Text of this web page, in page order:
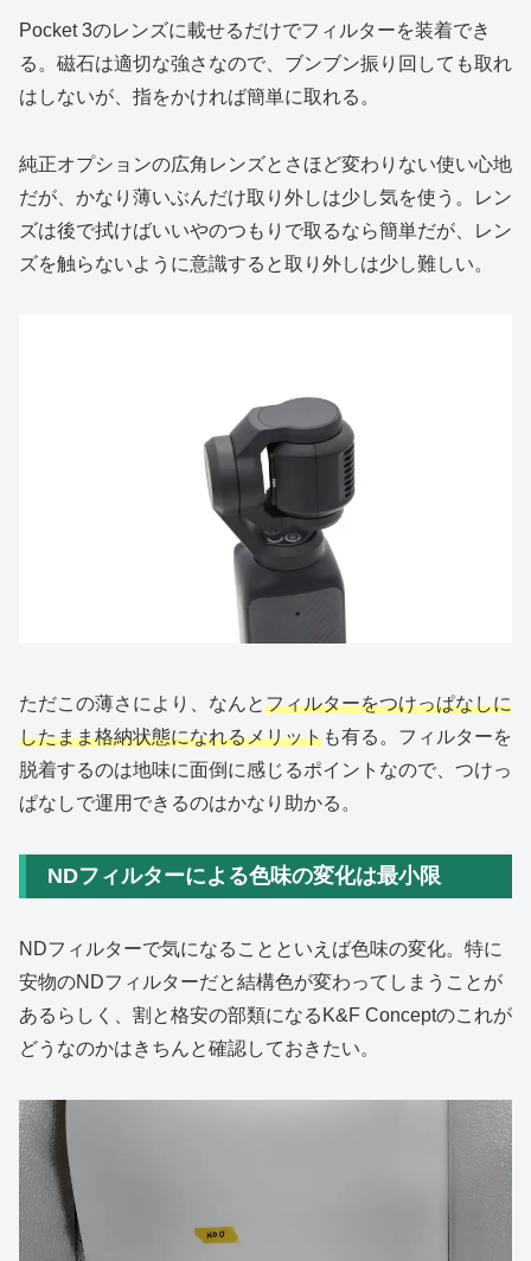
Pocket 3のレンズに載せるだけでフィルターを装着でき
る。磁石は適切な強さなので、ブンブン振り回しても取れ
はしないが、指をかければ簡単に取れる。
純正オプションの広角レンズとさほど変わりない使い心地
だが、かなり薄いぶんだけ取り外しは少し気を使う。レン
ズは後で拭けばいいやのつもりで取るなら簡単だが、レン
ズを触らないように意識すると取り外しは少し難しい。
ただこの薄さにより、なんとフィルターをつけっぱなしに
したまま格納状態になれるメリットも有る。フィルターを
脱着するのは地味に面倒に感じるポイントなので、つけっ
ぱなしで運用できるのはかなり助かる。
NDフィルターによる色味の変化は最小限
NDフィルターで気になることといえば色味の変化。特に
安物のNDフィルターだと結構色が変わってしまうことが
あるらしく、割と格安の部類になるK&F Conceptのこれが
どうなのかはきちんと確認しておきたい。